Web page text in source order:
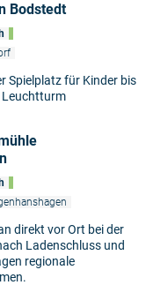
Bodstedt
Spielplatz für Kinder bis
Leuchtturm
direkt vor Ort bei der
Ladenschluss und
regionale